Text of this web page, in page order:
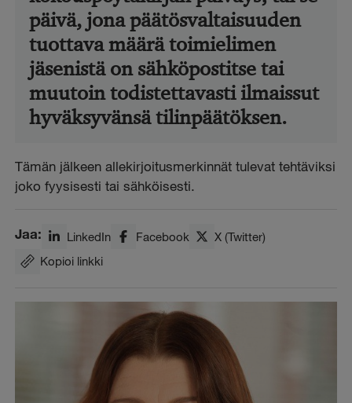
päivä, jona päätösvaltaisuuden
tuottava määrä toimielimen
jäsenistä on sähköpostitse tai
muutoin todistettavasti ilmaissut
hyväksyvänsä tilinpäätöksen.
Tämän jälkeen allekirjoitusmerkinnät tulevat tehtäviksi
joko fyysisesti tai sähköisesti.
Jaa: LinkedIn Facebook
X (Twitter)
Kopioi linkki